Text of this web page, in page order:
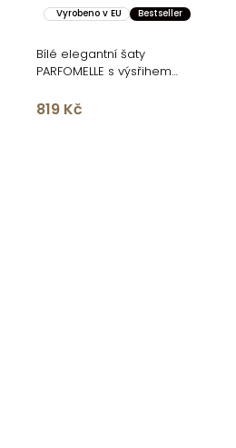
Vyrobeno v EU Bestseller
Bílé elegantní šaty
PARFOMELLE s výsřihem
819 Kč